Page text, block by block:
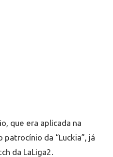
que era aplicada na
patrocínio da “Luckia”, já
da LaLiga2.